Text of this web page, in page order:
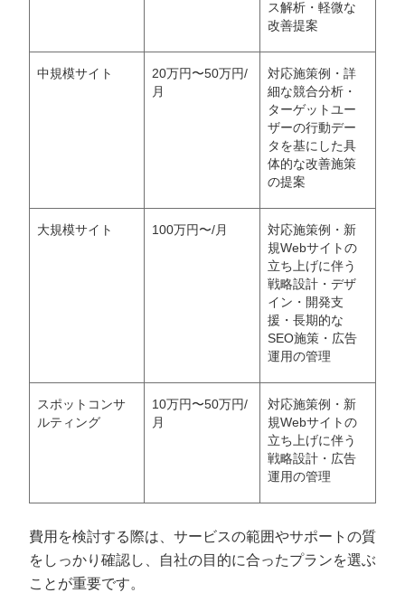
ス解析・軽微な
改善提案
中規模サイト
20万円〜50万円/
月
対応施策例・詳
細な競合分析・
ターゲットユー
ザーの行動デー
タを基にした具
体的な改善施策
の提案
大規模サイト 100万円〜/月
対応施策例・新
規Webサイトの
立ち上げに伴う
戦略設計・デザ
イン・開発支
援・長期的な
SEO施策・広告
運用の管理
スポットコンサ
ルティング
10万円〜50万円/
月
対応施策例・新
規Webサイトの
立ち上げに伴う
戦略設計・広告
運用の管理
費用を検討する際は、サービスの範囲やサポートの質
をしっかり確認し、自社の目的に合ったプランを選ぶ
ことが重要です。